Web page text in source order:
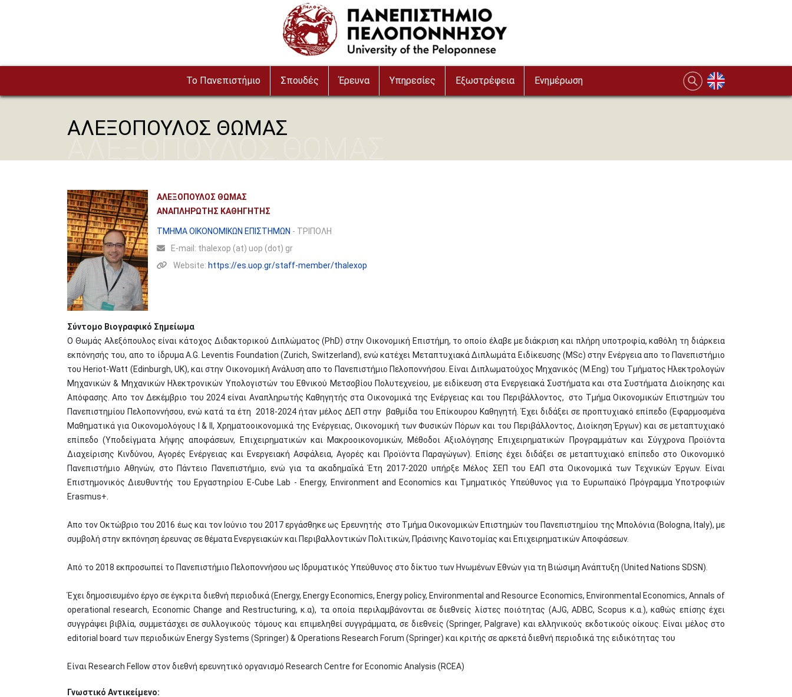
To Πανεπιστήμιο Σπουδές Έρευνα Υπηρεσίες Εξωστρέφεια Ενημέρωση
ΑΛΕΞΟΠΟΥΛΟΣ ΘΩΜΑΣ
ΑΛΕΞΟΠΟΥΛΟΣ ΘΩΜΑΣ
ΑΝΑΠΛΗΡΩΤΗΣ ΚΑΘΗΓΗΤΗΣ
ΤΜΗΜΑ ΟΙΚΟΝΟΜΙΚΩΝ ΕΠΙΣΤΗΜΩΝ - ΤΡΙΠΟΛΗ
Ε-mail: thalexop (at) uop (dot) gr
Website: https://es.uop.gr/staff-member/thalexop
Σύντομο Βιογραφικό Σημείωμα
Ο Θωμάς Αλεξόπουλος είναι κάτοχος Διδακτορικού Διπλώματος (PhD) στην Οικονομική Επιστήμη, το οποίο έλαβε με διάκριση και πλήρη υποτροφία, καθόλη τη διάρκεια
εκπόνησής του, απο το ίδρυμα A.G. Leventis Foundation (Zurich, Switzerland), ενώ κατέχει Μεταπτυχιακά Διπλωμάτα Ειδίκευσης (MSc) στην Ενέργεια απο το Πανεπιστήμιο
του Heriot-Watt (Edinburgh, UK), και στην Οικονομική Ανάλυση απο το Πανεπιστήμιο Πελοποννήσου. Είναι Διπλωματούχος Μηχανικός (M.Eng) του Τμήματος Ηλεκτρολογών
Μηχανικών & Μηχανικών Ηλεκτρονικών Υπολογιστών του Εθνικού Μετσοβίου Πολυτεχνείου, με ειδίκευση στα Ενεργειακά Συστήματα και στα Συστήματα Διοίκησης και
Απόφασης. Απο τον Δεκέμβριο του 2024 είναι Αναπληρωτής Καθηγητής στα Οικονομικά της Ενέργειας και του Περιβάλλοντος, στο Τμήμα Οικονομικών Επιστημών του
Πανεπιστημίου Πελοποννήσου, ενώ κατά τα έτη 2018-2024 ήταν μέλος ΔΕΠ στην βαθμίδα του Επίκουρου Καθηγητή. Έχει διδάξει σε προπτυχιακό επίπεδο (Εφαρμοσμένα
Μαθηματικά για Οικονομολόγους Ι & ΙΙ, Χρηματοοικονομικά της Ενέργειας, Οικονομική των Φυσικών Πόρων και του Περιβάλλοντος, Διοίκηση Έργων) και σε μεταπτυχιακό
επίπεδο (Υποδείγματα λήψης αποφάσεων, Επιχειρηματικών και Μακροοικονομικών, Μέθοδοι Αξιολόγησης Επιχειρηματικών Προγραμμάτων και Σύγχρονα Προϊόντα
Διαχείρισης Κινδύνου, Αγορές Ενέργειας και Ενεργειακή Ασφάλεια, Αγορές και Προϊόντα Παραγώγων). Επίσης έχει διδάξει σε μεταπτυχιακό επίπεδο στο Οικονομικό
Πανεπιστήμιο Αθηνών, στο Πάντειο Πανεπιστήμιο, ενώ για τα ακαδημαΐκά Έτη 2017-2020 υπήρξε Μέλος ΣΕΠ του ΕΑΠ στα Οικονομικά των Τεχνικών Έργων. Είναι
Επιστημονικός Διευθυντής του Εργαστηρίου E-Cube Lab - Energy, Environment and Economics και Τμηματικός Υπεύθυνος για το Ευρωπαϊκό Πρόγραμμα Υποτροφιών
Erasmus+.
Απο τον Οκτώβριο του 2016 έως και τον Ιούνιο του 2017 εργάσθηκε ως Ερευνητής στο Τμήμα Οικονομικών Επιστημών του Πανεπιστημίου της Μπολόνια (Bologna, Italy), με
συμβολή στην εκπόνηση έρευνας σε θέματα Ενεργειακών και Περιβαλλοντικών Πολιτικών, Πράσινης Καινοτομίας και Επιχειρηματικών Αποφάσεων.
Από το 2018 εκπροσωπεί το Πανεπιστήμιο Πελοποννήσου ως Ιδρυματικός Υπεύθυνος στο δίκτυο των Ηνωμένων Εθνών για τη Βιώσιμη Ανάπτυξη (United Nations SDSN).
Έχει δημοσιευμένο έργο σε έγκριτα διεθνή περιοδικά (Energy, Energy Economics, Energy policy, Environmental and Resource Economics, Environmental Economics, Annals of
operational research, Economic Change and Restructuring, κ.α), τα οποία περιλαμβάνονται σε διεθνείς λίστες ποιότητας (AJG, ADBC, Scopus κ.α.), καθώς επίσης έχει
συγγράψει βιβλία, συμμετάσχει σε συλλογικούς τόμους και επιμεληθεί συγγράμματα, σε διεθνείς (Springer, Palgrave) και ελληνικούς εκδοτικούς οίκους. Είναι μέλος στο
editorial board των περιοδικών Energy Systems (Springer) & Operations Research Forum (Springer) και κριτής σε αρκετά διεθνή περιοδικά της ειδικότητας του
Είναι Research Fellow στον διεθνή ερευνητικό οργανισμό Research Centre for Economic Analysis (RCEA)
Γνωστικό Αντικείμενο: